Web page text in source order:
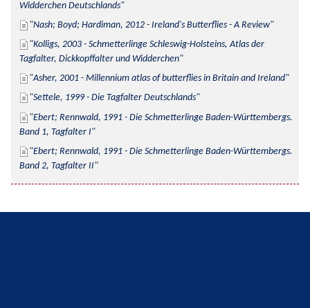
Widderchen Deutschlands
Nash; Boyd; Hardiman, 2012 - Ireland's Butterflies - A Review
Kolligs, 2003 - Schmetterlinge Schleswig-Holsteins, Atlas der
Tagfalter, Dickkopffalter und Widderchen
Asher, 2001 - Millennium atlas of butterflies in Britain and Ireland
Settele, 1999 - Die Tagfalter Deutschlands
Ebert; Rennwald, 1991 - Die Schmetterlinge Baden-Württembergs.
Band 1, Tagfalter I
Ebert; Rennwald, 1991 - Die Schmetterlinge Baden-Württembergs.
Band 2, Tagfalter II